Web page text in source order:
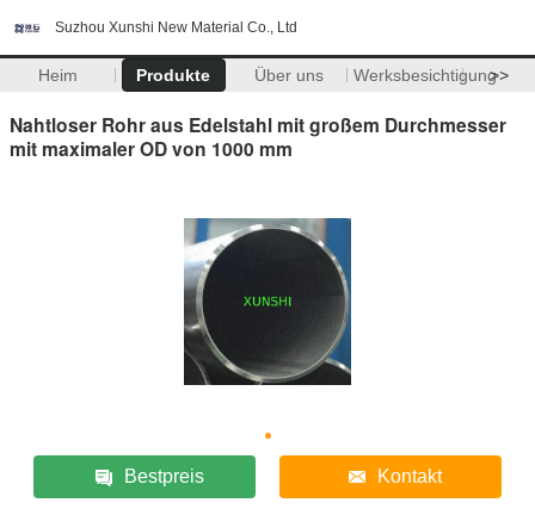
Suzhou Xunshi New Material Co., Ltd
Heim Produkte Über uns Werksbesichtigung>>
Nahtloser Rohr aus Edelstahl mit großem Durchmesser
mit maximaler OD von 1000 mm
Bestpreis Kontakt